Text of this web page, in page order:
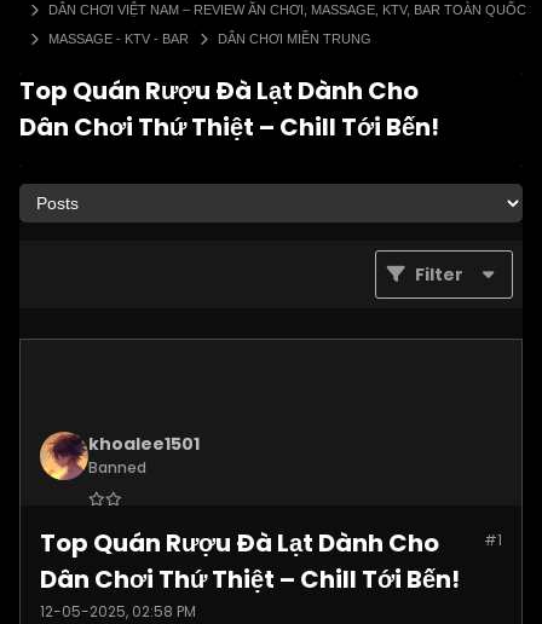
DÂN CHƠI VIỆT NAM – REVIEW ĂN CHƠI, MASSAGE, KTV, BAR TOÀN QUỐC
MASSAGE - KTV - BAR
DÂN CHƠI MIỀN TRUNG
Top Quán Rượu Đà Lạt Dành Cho
Dân Chơi Thứ Thiệt – Chill Tới Bến!
Filter
khoalee1501
Banned
Posts:5577 #1
Top Quán Rượu Đà Lạt Dành Cho
Dân Chơi Thứ Thiệt – Chill Tới Bến!
12-05-2025, 02:58 PM